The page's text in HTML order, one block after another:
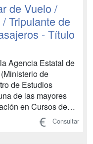
de Vuelo /
Tripulante de
- Título
Agencia Estatal de
de
de Estudios
de las mayores
en Cursos de
de Pasajeros y
de Operaciones
Consultar